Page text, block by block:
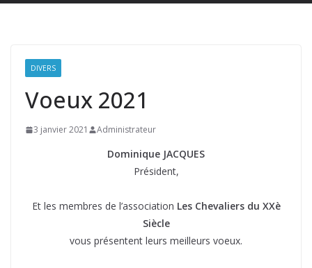
DIVERS
Voeux 2021
3 janvier 2021 Administrateur
Dominique JACQUES
Président,
Et les membres de l’association Les Chevaliers du XXè
Siècle
vous présentent leurs meilleurs voeux.